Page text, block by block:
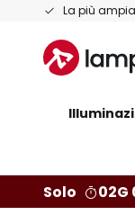
La più
Salta
contenuto
Solo 02G